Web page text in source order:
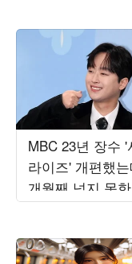
MBC 23년 장수 '
라이즈' 개편했
개월째 넘지 못한
대의 벽